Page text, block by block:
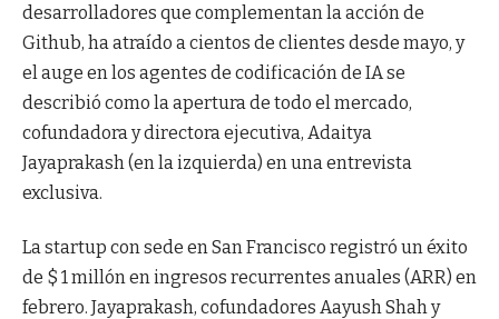
desarrolladores que complementan la acción de
Github, ha atraído a cientos de clientes desde mayo, y
el auge en los agentes de codificación de IA se
describió como la apertura de todo el mercado,
cofundadora y directora ejecutiva, Adaitya
Jayaprakash (en la izquierda) en una entrevista
exclusiva.
La startup con sede en San Francisco registró un éxito
de $ 1 millón en ingresos recurrentes anuales (ARR) en
febrero. Jayaprakash, cofundadores Aayush Shah y